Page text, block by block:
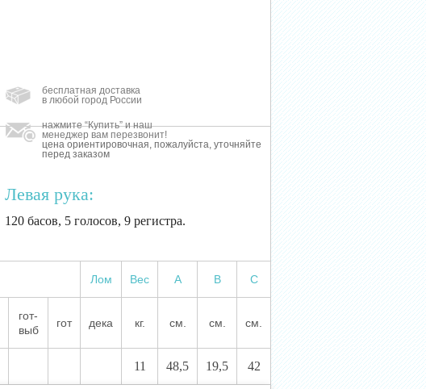
бесплатная доставка
в любой город России
нажмите “Купить” и наш
менеджер вам перезвонит!
цена ориентировочная, пожалуйста, уточняйте
перед заказом
Левая рука:
120 басов, 5 голосов, 9 регистра.
Лом Вес А В С
гот-
выб
гот дека кг. см. см. см.
11 48,5 19,5 42